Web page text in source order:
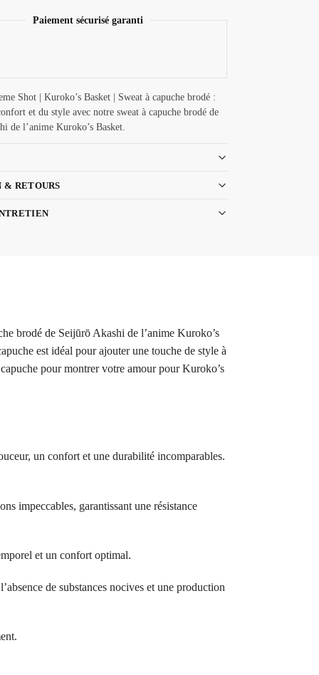
Paiement sécurisé garanti
Shot | Kuroko’s Basket | Sweat à capuche brodé :
et du style avec notre sweat à capuche brodé de
de l’anime Kuroko’s Basket.
& RETOURS
brodé de Seijūrō Akashi de l’anime Kuroko’s
est idéal pour ajouter une touche de style à
pour montrer votre amour pour Kuroko’s
un confort et une durabilité incomparables.
impeccables, garantissant une résistance
et un confort optimal.
de substances nocives et une production